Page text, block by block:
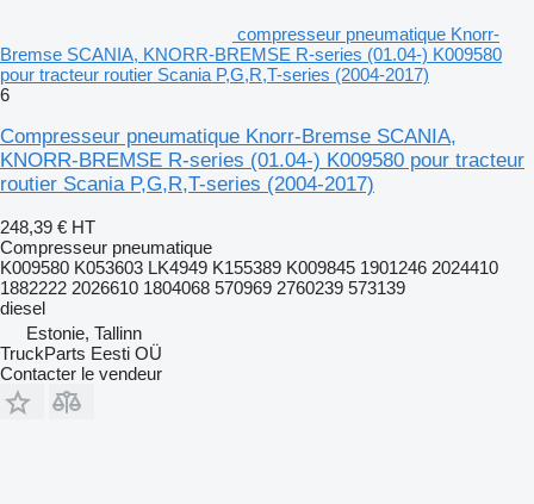
compresseur pneumatique Knorr-
Bremse SCANIA, KNORR-BREMSE R-series (01.04-) K009580
pour tracteur routier Scania P,G,R,T-series (2004-2017)
6
Compresseur pneumatique Knorr-Bremse SCANIA,
KNORR-BREMSE R-series (01.04-) K009580 pour tracteur
routier Scania P,G,R,T-series (2004-2017)
248,39 € HT
Compresseur pneumatique
K009580 K053603 LK4949 K155389 K009845 1901246 2024410
1882222 2026610 1804068 570969 2760239 573139
diesel
Estonie, Tallinn
TruckParts Eesti OÜ
Contacter le vendeur